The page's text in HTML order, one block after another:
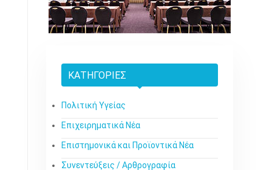
ΚΑΤΗΓΟΡΊΕΣ
Πολιτική Υγείας
Επιχειρηματικά Νέα
Επιστημονικά και Προϊοντικά Νέα
Συνεντεύξεις / Αρθρογραφία